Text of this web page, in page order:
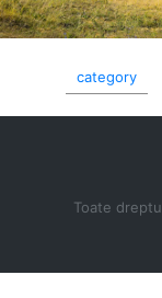
category
Toate